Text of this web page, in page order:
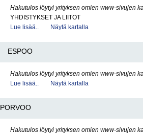
Hakutulos löytyi yrityksen omien www-sivujen
YHDISTYKSET JA LIITOT
Lue lisää..
Näytä kartalla
ESPOO
Hakutulos löytyi yrityksen omien www-sivujen
Lue lisää..
Näytä kartalla
PORVOO
Hakutulos löytyi yrityksen omien www-sivujen